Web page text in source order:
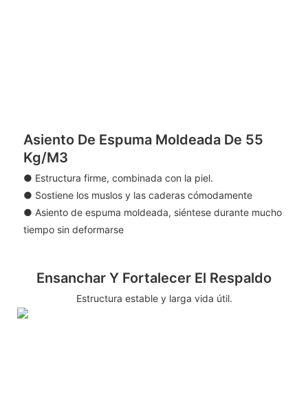
Asiento De Espuma Moldeada De 55
Kg/m3
● Estructura firme, combinada con la piel.
● Sostiene los muslos y las caderas cómodamente
● Asiento de espuma moldeada, siéntese durante mucho
tiempo sin deformarse
Ensanchar Y Fortalecer El Respaldo
Estructura estable y larga vida útil.